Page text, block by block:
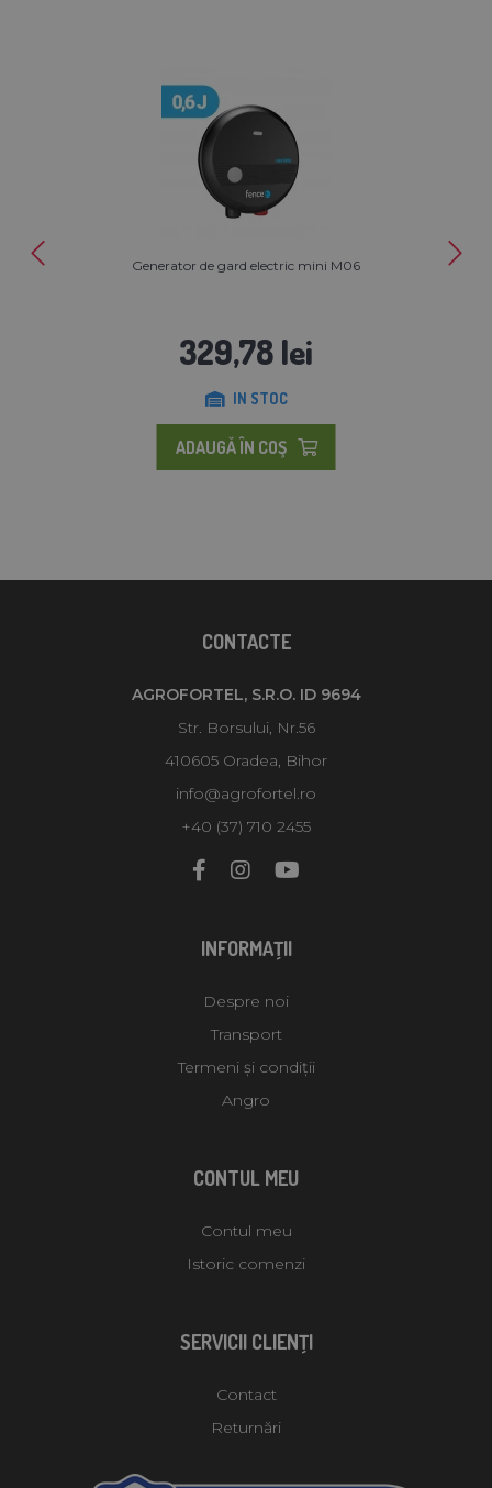
Generator de gard electric mini M06
329,78 lei
IN STOC
ADAUGĂ ÎN COŞ
CONTACTE
AGROFORTEL, S.R.O. ID 9694
Str. Borsului, Nr.56
410605 Oradea, Bihor
info@agrofortel.ro
+40 (37) 710 2455
INFORMAŢII
Despre noi
Transport
Termeni și condiții
Angro
CONTUL MEU
Contul meu
Istoric comenzi
SERVICII CLIENŢI
Contact
Returnări